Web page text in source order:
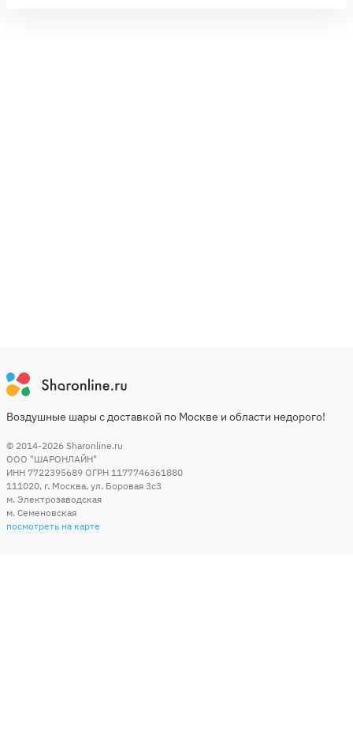
Воздушные шары с доставкой по Москве и области недорого!
© 2014-2026 Sharonline.ru
ООО "ШАРОНЛАЙН"
ИНН 7722395689 ОГРН 1177746361880
111020, г. Москва, ул. Боровая 3c3
м. Электрозаводская
м. Семеновская
посмотреть на карте